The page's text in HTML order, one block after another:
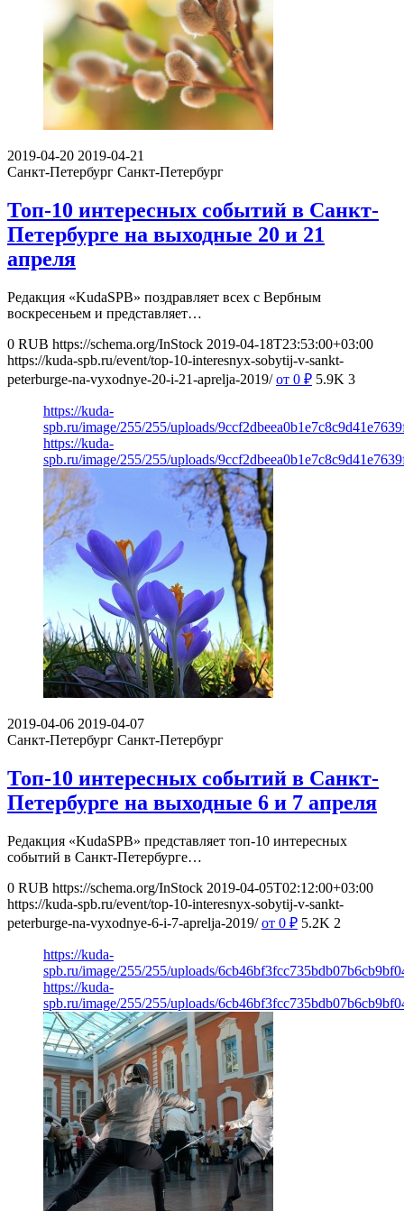
2019-04-20 2019-04-21
Санкт-Петербург Санкт-Петербург
Топ-10 интересных событий в Санкт-
Петербурге на выходные 20 и 21
апреля
Редакция «KudaSPB» поздравляет всех с Вербным
воскресеньем и представляет…
0 RUB https://schema.org/InStock 2019-04-18T23:53:00+03:00
https://kuda-spb.ru/event/top-10-interesnyx-sobytij-v-sankt-
peterburge-na-vyxodnye-20-i-21-aprelja-2019/ от 0 ₽ 5.9K 3
https://kuda-
spb.ru/image/255/255/uploads/
https://kuda-
spb.ru/image/255/255/uploads/
2019-04-06 2019-04-07
Санкт-Петербург Санкт-Петербург
Топ-10 интересных событий в Санкт-
Петербурге на выходные 6 и 7 апреля
Редакция «KudaSPB» представляет топ-10 интересных
событий в Санкт-Петербурге…
0 RUB https://schema.org/InStock 2019-04-05T02:12:00+03:00
https://kuda-spb.ru/event/top-10-interesnyx-sobytij-v-sankt-
peterburge-na-vyxodnye-6-i-7-aprelja-2019/ от 0 ₽ 5.2K 2
https://kuda-
spb.ru/image/255/255/uploads/
https://kuda-
spb.ru/image/255/255/uploads/